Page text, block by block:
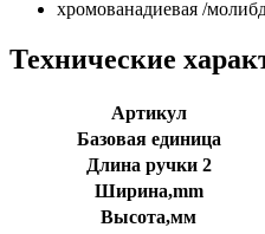
хромованадиевая /
Технические
Артикул
Базовая единица
Длина ручки 2
Ширина,mm
Высота,мм